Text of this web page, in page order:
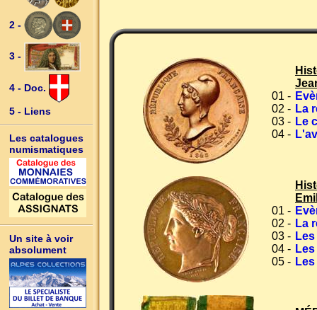
2 -
3 -
4 - Doc.
5 - Liens
Les catalogues
numismatiques
Un site à voir
absolument
01 -
02 - La
03 - Le
04 -
01 -
02 - La
03 -
04 -
05 -